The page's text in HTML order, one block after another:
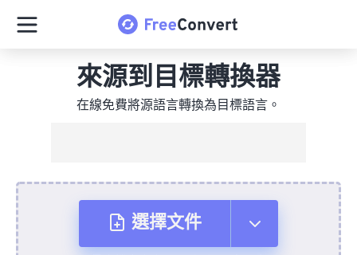
來源到目標轉換器
在線免費將源語言轉換為目標語言。
選擇文件